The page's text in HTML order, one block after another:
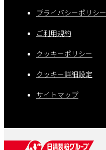
プライバシーポリシー
ご利用規約
クッキーポリシー
クッキー詳細設定
サイトマップ